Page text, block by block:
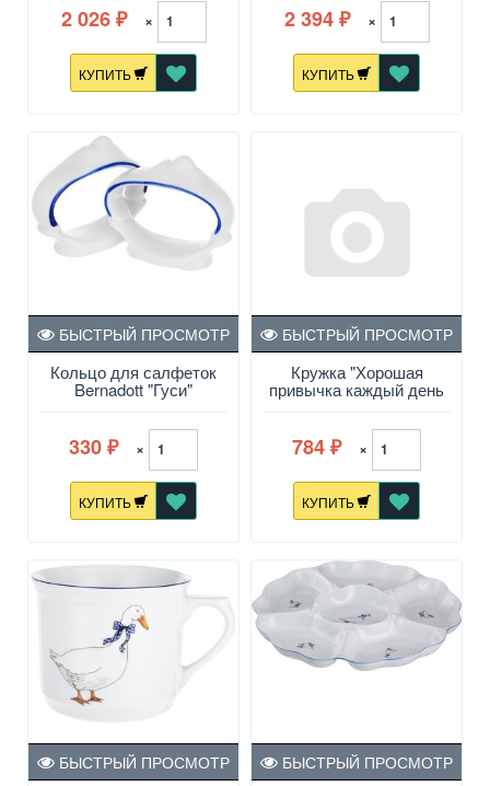
2 026 ₽ ×
КУПИТЬ
2 394 ₽ ×
КУПИТЬ
Кольцо для салфеток
Bernadott "Гуси"
БЫСТРЫЙ ПРОСМОТР
330 ₽ ×
КУПИТЬ
Кружка "Хорошая
привычка каждый день
быть счастливым"
450мл "Гуси"
Жаропрочный фарфор
БЫСТРЫЙ ПРОСМОТР
784 ₽ ×
КУПИТЬ
БЫСТРЫЙ ПРОСМОТР БЫСТРЫЙ ПРОСМОТР